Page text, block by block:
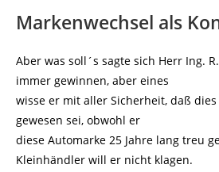
Markenwechsel als
Aber was soll´s sagte sich Herr Ing.
immer gewinnen, aber eines
wisse er mit aller Sicherheit, daß
gewesen sei, obwohl er
diese Automarke 25 Jahre lang treu
Kleinhändler will er nicht klagen.